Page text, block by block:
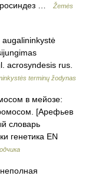
…
Žemės
acrosyndesis rus.
terminų žodynas
в мейозе:
[Арефьев
словарь
генетика EN